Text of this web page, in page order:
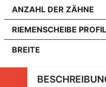
ANZAHL DER ZÄHNE
RIEMENSCHEIBE PROFIL
BREITE